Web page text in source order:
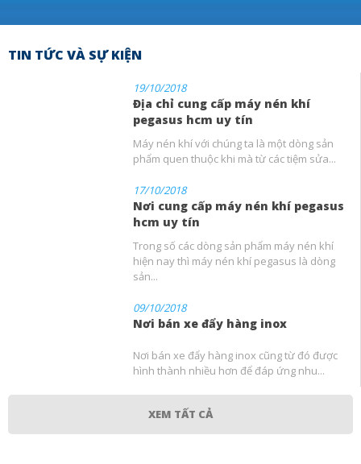
TIN TỨC VÀ SỰ KIỆN
19/10/2018
Địa chỉ cung cấp máy nén khí
pegasus hcm uy tín
Máy nén khí với chúng ta là một dòng sản
phẩm quen thuộc khi mà từ các tiệm sửa...
17/10/2018
Nơi cung cấp máy nén khí pegasus
hcm uy tín
Trong số các dòng sản phẩm máy nén khí
hiện nay thì máy nén khí pegasus là dòng
sản...
09/10/2018
Nơi bán xe đẩy hàng inox
Nơi bán xe đẩy hàng inox cũng từ đó được
hình thành nhiều hơn để đáp ứng nhu...
XEM TẤT CẢ